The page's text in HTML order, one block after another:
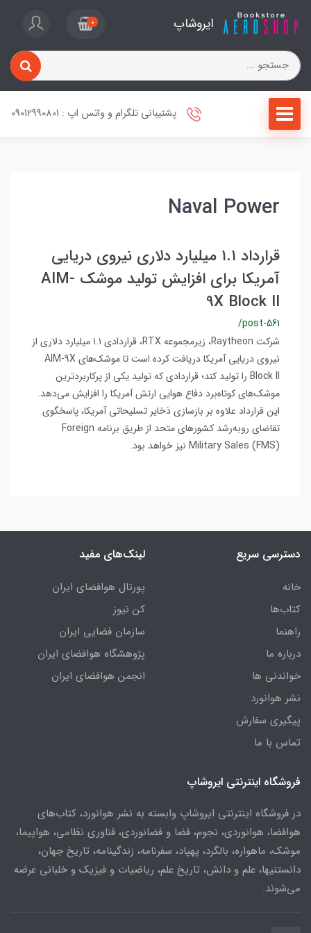
ایروشاپ 0
پشتیبانی تلگرام و واتس اپ : 09012990801
Naval Power
قرارداد ۱.۱ میلیارد دلاری نیروی دریایی
آمریکا برای افزایش تولید موشک AIM-
9X Block II
/post-561
شرکت Raytheon، زیرمجموعه RTX، قراردادی ۱.۱ میلیارد دلاری از
نیروی دریایی آمریکا دریافت کرده است تا موشک‌های AIM-9X
Block II را تولید کند؛ قراردادی که تولید یکی از پرکاربردترین
موشک‌های کوتاه‌برد دفاع هوایی ارتش آمریکا را افزایش می‌دهد.
این قرارداد علاوه بر بازسازی ذخایر تسلیحاتی آمریکا، پاسخگوی
تقاضای رو‌به‌رشد کشورهای متحد از طریق برنامه Foreign
Military Sales (FMS) نیز خواهد بود.
دسترسی سریع
خانه
کتاب‌ها
راهنما
درباره ما
خواندنی ها
نشر هوانورد
پیگیری سفارش
تماس با ما
لینک‌های مفید
پورتال هوافضای ایران
کن نیوز
سازمان فضایی ایران
پژوهشگاه هوافضای ایران
انجمن هوافضای ایران
فروشگاه اینترنتی ایروشاپ
در فروشگاه اینترنتی ایروشاپ وابسته به نشر هوانورد، کتاب‌های
هوافضا، هوانوردی، نجوم، فضا و فضانوردی، فناوری نظامی، هواپیما،
موشک، ماهواره، بالگرد، پهپاد، سفرنامه، زندگینامه، تاریخ جهان،
دانستنیها، علم و دانش، تاریخ علم، ریاضیات و فیزیک و خلبانی عرضه
می‌شوند.